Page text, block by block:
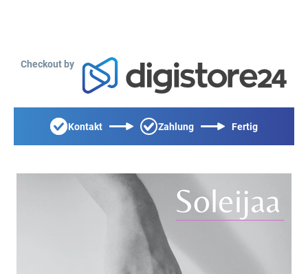
Checkout by
Kontakt Zahlung Fertig